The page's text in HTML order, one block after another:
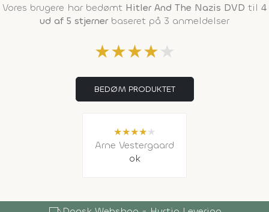
Vores brugere har bedømt Hitler And The Nazis DVD til 4
ud af 5 stjernerbaseret på 3 anmeldelser
★★★★★
BEDØM PRODUKTET
★★★★★
Arne Vestergaard
ok